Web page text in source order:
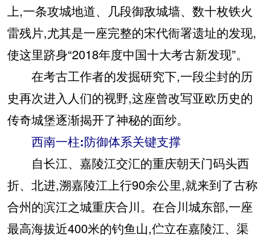
上,一条攻城地道、几段御敌城墙、数十枚铁火
雷残片,尤其是一座完整的宋代衙署遗址的发现,
使这里跻身“2018年度中国十大考古新发现”。
在考古工作者的发掘研究下,一段尘封的历
史再次进入人们的视野,这座曾改写亚欧历史的
传奇城堡逐渐揭开了神秘的面纱。
西南一柱:防御体系关键支撑
自长江、嘉陵江交汇的重庆朝天门码头西
折、北进,溯嘉陵江上行90余公里,就来到了古称
合州的滨江之城重庆合川。在合川城东部,一座
最高海拔近400米的钓鱼山,伫立在嘉陵江、渠